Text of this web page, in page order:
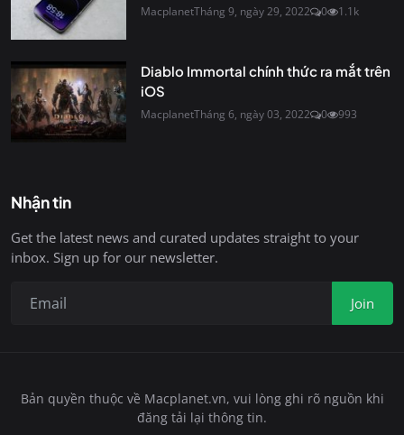
MacplanetTháng 9, ngày 29, 2022 0 1.1k
Diablo Immortal chính thức ra mắt trên
iOS
MacplanetTháng 6, ngày 03, 2022 0 993
Nhận tin
Get the latest news and curated updates straight to your
inbox. Sign up for our newsletter.
Join
Bản quyền thuộc về Macplanet.vn, vui lòng ghi rõ nguồn khi
đăng tải lại thông tin.